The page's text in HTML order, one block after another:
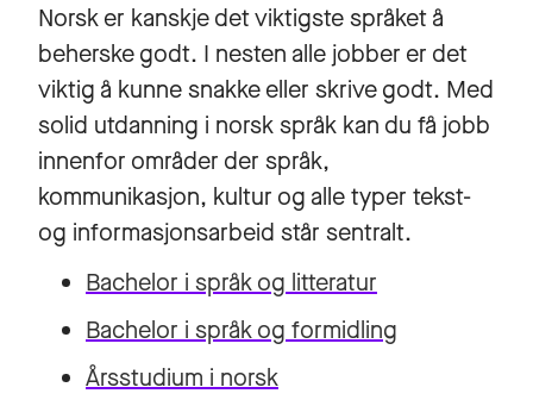
Norsk er kanskje det viktigste språket å
beherske godt. I nesten alle jobber er det
viktig å kunne snakke eller skrive godt. Med
solid utdanning i norsk språk kan du få jobb
innenfor områder der språk,
kommunikasjon, kultur og alle typer tekst-
og informasjonsarbeid står sentralt.
Bachelor i språk og litteratur
Bachelor i språk og formidling
Årsstudium i norsk